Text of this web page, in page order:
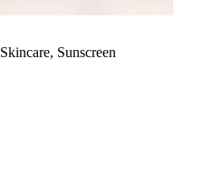
Skincare, Sunscreen